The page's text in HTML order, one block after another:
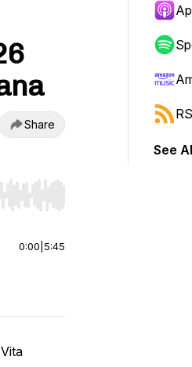
Share
or end. Hold shift to jump
0:00 5:45
See